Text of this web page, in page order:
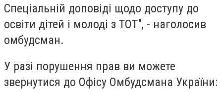
Спеціальній доповіді щодо доступу до
освіти дітей і молоді з ТОТ", - наголосив
омбудсман.
У разі порушення прав ви можете
звернутися до Офісу Омбудсмана України: